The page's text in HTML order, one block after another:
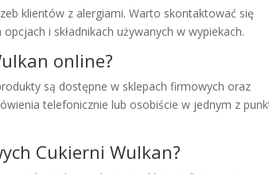
klientów z alergiami. Warto skontaktować się
i składnikach używanych w wypiekach.
online?
są dostępne w sklepach firmowych oraz
telefonicznie lub osobiście w jednym z
Cukierni Wulkan?